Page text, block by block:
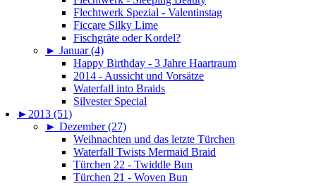
Flechtwerk Spezial - Valentinstag
Ficcare Silky Lime
Fischgräte oder Kordel?
► Januar (4)
Happy Birthday - 3 Jahre Haartraum
2014 - Aussicht und Vorsätze
Waterfall into Braids
Silvester Special
► 2013 (51)
► Dezember (27)
Weihnachten und das letzte Türchen
Waterfall Twists Mermaid Braid
Türchen 22 - Twiddle Bun
Türchen 21 - Woven Bun